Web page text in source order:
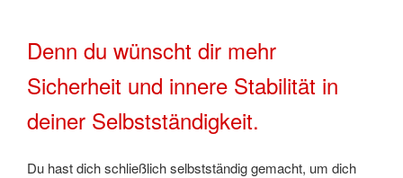
Denn du wünscht dir mehr
Sicherheit und innere Stabilität in
deiner Selbstständigkeit.
Du hast dich schließlich selbstständig gemacht, um dich